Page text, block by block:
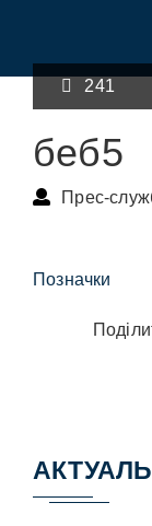
241
беб5
Прес-
Позначки